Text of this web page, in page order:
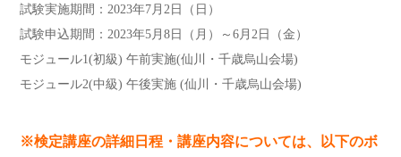
試験実施期間：2023年7月2日（日）
試験申込期間：2023年5月8日（月）～6月2日（金）
モジュール1(初級) 午前実施(仙川・千歳烏山会場)
モジュール2(中級) 午後実施 (仙川・千歳烏山会場)
※検定講座の詳細日程・講座内容については、以下のボ